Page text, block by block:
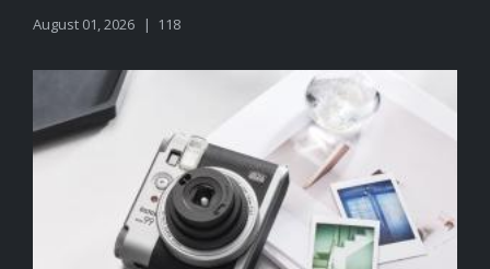
August 01, 2026 118